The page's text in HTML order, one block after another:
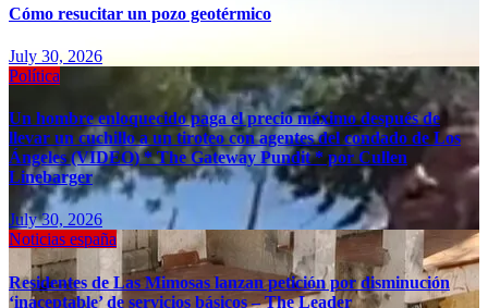
Cómo resucitar un pozo geotérmico
July 30, 2026
Política
Un hombre enloquecido paga el precio máximo después de
llevar un cuchillo a un tiroteo con agentes del condado de Los
Ángeles (VIDEO) * The Gateway Pundit * por Cullen
Linebarger
July 30, 2026
Noticias españa
Residentes de Las Mimosas lanzan petición por disminución
‘inaceptable’ de servicios básicos – The Leader